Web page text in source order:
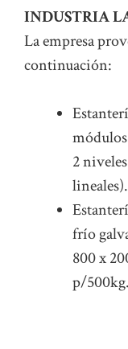
INDUSTRIA
La empresa
continuación:
2
lineales).
frío
800 x
p/